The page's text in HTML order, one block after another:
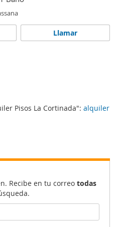
Pisos La Cortinada": alquiler
Llamar
Recibe en tu correo todas